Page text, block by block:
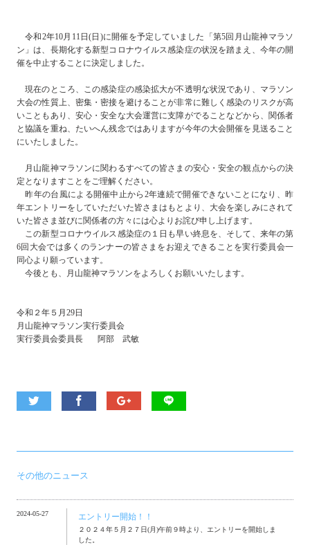
令和2年10月11日(日)に開催を予定していました「第5回月山龍神マラソ
ン」は、長期化する新型コロナウイルス感染症の状況を踏まえ、今年の開
催を中止することに決定しました。
現在のところ、この感染症の感染拡大が不透明な状況であり、マラソン
大会の性質上、密集・密接を避けることが非常に難しく感染のリスクが高
いこともあり、安心・安全な大会運営に支障がでることなどから、関係者
と協議を重ね、たいへん残念ではありますが今年の大会開催を見送ること
にいたしました。
月山龍神マラソンに関わるすべての皆さまの安心・安全の観点からの決
定となりますことをご理解ください。
昨年の台風による開催中止から2年連続で開催できないことになり、昨
年エントリーをしていただいた皆さまはもとより、大会を楽しみにされて
いた皆さま並びに関係者の方々には心よりお詫び申し上げます。
この新型コロナウイルス感染症の１日も早い終息を、そして、来年の第
6回大会では多くのランナーの皆さまをお迎えできることを実行委員会一
同心より願っています。
今後とも、月山龍神マラソンをよろしくお願いいたします。
令和２年５月29日
月山龍神マラソン実行委員会
実行委員会委員長 阿部 武敏
その他のニュース
2024-05-27 エントリー開始！！
２０２４年５月２７日(月)午前９時より、エントリーを開始しま
した。